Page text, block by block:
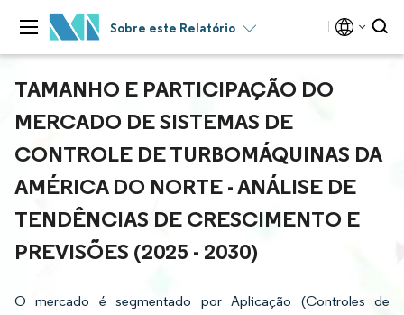
Sobre este Relatório
TAMANHO E PARTICIPAÇÃO DO
MERCADO DE SISTEMAS DE
CONTROLE DE TURBOMÁQUINAS DA
AMÉRICA DO NORTE - ANÁLISE DE
TENDÊNCIAS DE CRESCIMENTO E
PREVISÕES (2025 - 2030)
O mercado é segmentado por Aplicação (Controles de